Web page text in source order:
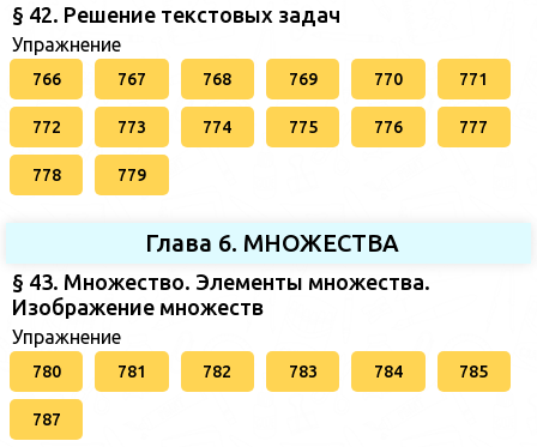
§ 42. Решение текстовых задач
Упражнение
766 767 768 769 770 771
772 773 774 775 776 777
778 779
Глава 6. МНОЖЕСТВА
§ 43. Множество. Элементы множества.
Изображение множеств
Упражнение
780 781 782 783 784 785
787